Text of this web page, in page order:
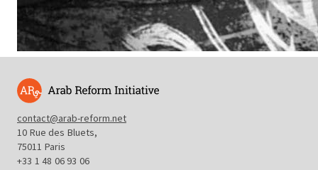
contact@arab-reform.net
10 Rue des Bluets,
75011 Paris
+33 1 48 06 93 06